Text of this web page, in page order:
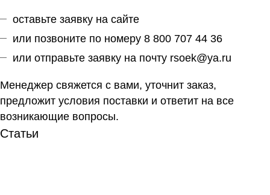
оставьте заявку на сайте
или позвоните по номеру 8 800 707 44 36
или отправьте заявку на почту rsoek@ya.ru
Менеджер свяжется с вами, уточнит заказ,
предложит условия поставки и ответит на все
возникающие вопросы.
Статьи